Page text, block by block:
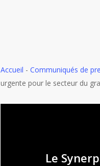
Accueil - Communiqués de
urgente pour le secteur du
Le